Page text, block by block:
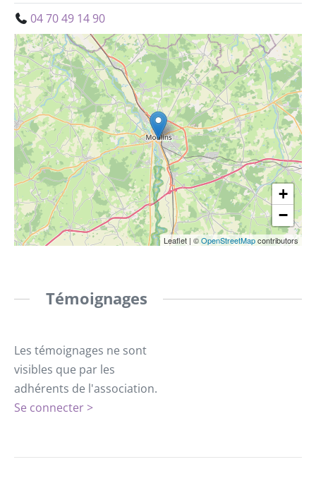
04 70 49 14 90
+
−
Leaflet | ©OpenStreetMapcontributors
Témoignages
Les témoignages ne sont
visibles que par les
adhérents de l'association.
Se connecter >